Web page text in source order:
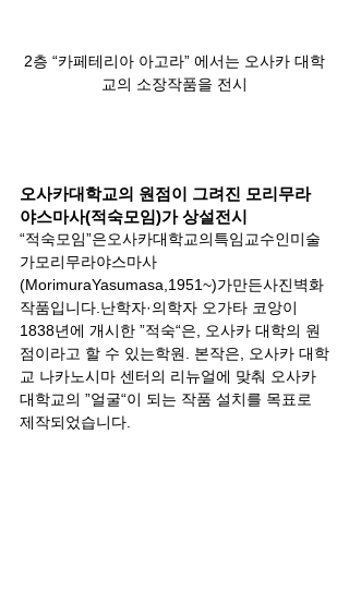
2층 “카페테리아 아고라” 에서는 오사카 대학
교의 소장작품을 전시
오사카대학교의 원점이 그려진 모리무라
야스마사(적숙모임)가 상설전시
“적숙모임”은오사카대학교의특임교수인미술
가모리무라야스마사
(MorimuraYasumasa,1951~)가만든사진벽화
작품입니다.난학자·의학자 오가타 코앙이
1838년에 개시한 ”적숙“은, 오사카 대학의 원
점이라고 할 수 있는학원. 본작은, 오사카 대학
교 나카노시마 센터의 리뉴얼에 맞춰 오사카
대학교의 ”얼굴“이 되는 작품 설치를 목표로
제작되었습니다.